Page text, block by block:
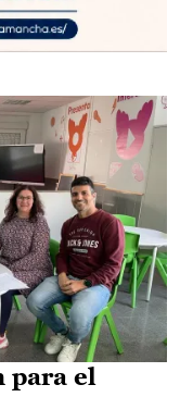
para el